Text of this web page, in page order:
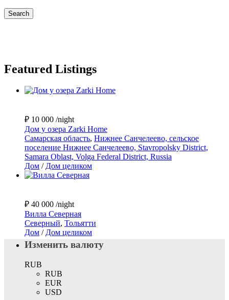
Featured Listings
₽ 10 000 /night
Дом у озера Zarki Home
Самарская область, Нижнее Санчелеево, сельское
поселение Нижнее Санчелеево, Stavropolsky District,
Samara Oblast, Volga Federal District, Russia
Дом /Дом целиком
₽ 40 000 /night
Вилла Северная
Северный, Тольятти
Дом /Дом целиком
Изменить валюту
RUB
RUB
EUR
USD